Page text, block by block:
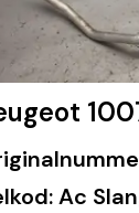
Ac